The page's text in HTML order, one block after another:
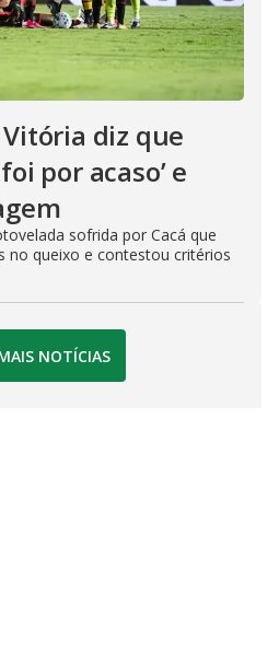
diz que
por acaso’ e
sofrida por Cacá que
no queixo e contestou critérios
NOTÍCIAS